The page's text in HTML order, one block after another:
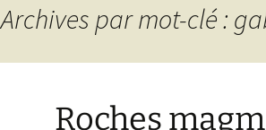
Nos coordonnées
Archives par mot-clé :
Roches